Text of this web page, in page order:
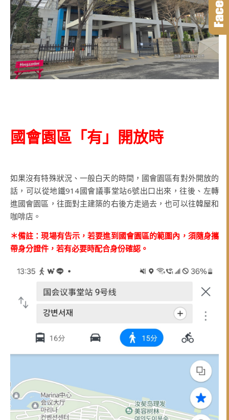
國會園區「有」開放時
如果沒有特殊狀況、一般白天的時間，國會園區有對外開放的
話，可以從地鐵914國會議事堂站6號出口出來，往後、左轉
進國會園區，往面對主建築的右後方走過去，也可以往韓屋和
咖啡店。
＊備註：現場有告示，若要進到國會園區的範圍內，須隨身攜
帶身分證件，若有必要時配合身份確認。